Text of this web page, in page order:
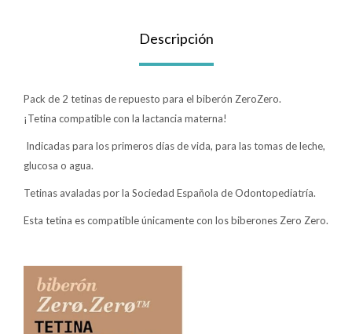
Descripción
Pack de 2 tetinas de repuesto para el biberón ZeroZero.
¡Tetina compatible con la lactancia materna!
Indicadas para los primeros días de vida, para las tomas de leche,
glucosa o agua.
Tetinas avaladas por la Sociedad Española de Odontopediatría.
Esta tetina es compatible únicamente con los biberones Zero Zero.
Gift cards
Sale
Local MVD Kids